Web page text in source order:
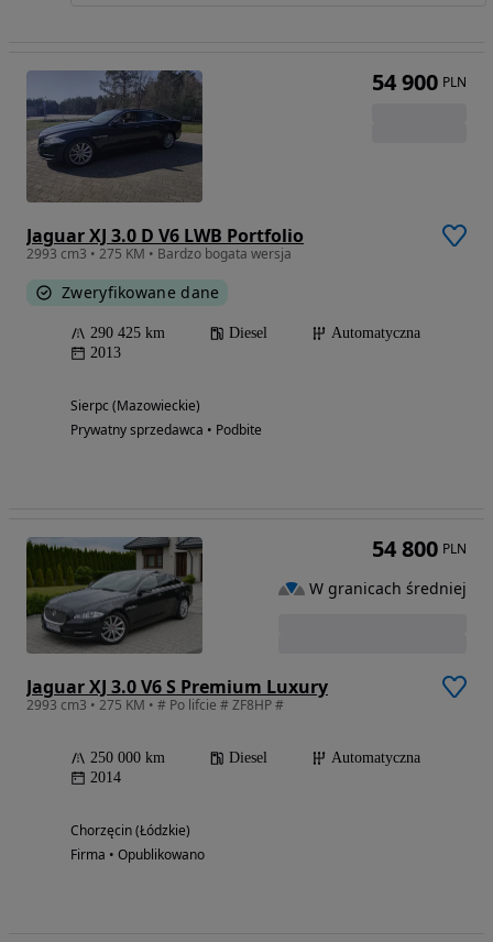
Jaguar XJ 3.0 D V6 LWB Portfolio
2993 cm3 • 275 KM • Bardzo bogata wersja
Zweryfikowane dane
290 425 km Diesel
Automatyczna
2013
Sierpc (Mazowieckie)
Prywatny sprzedawca • Podbite
54 900 PLN
Jaguar XJ 3.0 V6 S Premium Luxury
2993 cm3 • 275 KM • # Po lifcie # ZF8HP #
250 000 km Diesel
Automatyczna
2014
Chorzęcin (Łódzkie)
Firma • Opublikowano
54 800 PLN
W granicach średniej